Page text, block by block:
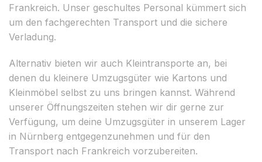
Frankreich. Unser geschultes Personal kümmert sich
um den fachgerechten Transport und die sichere
Verladung.
Alternativ bieten wir auch Kleintransporte an, bei
denen du kleinere Umzugsgüter wie Kartons und
Kleinmöbel selbst zu uns bringen kannst. Während
unserer Öffnungszeiten stehen wir dir gerne zur
Verfügung, um deine Umzugsgüter in unserem Lager
in Nürnberg entgegenzunehmen und für den
Transport nach Frankreich vorzubereiten.